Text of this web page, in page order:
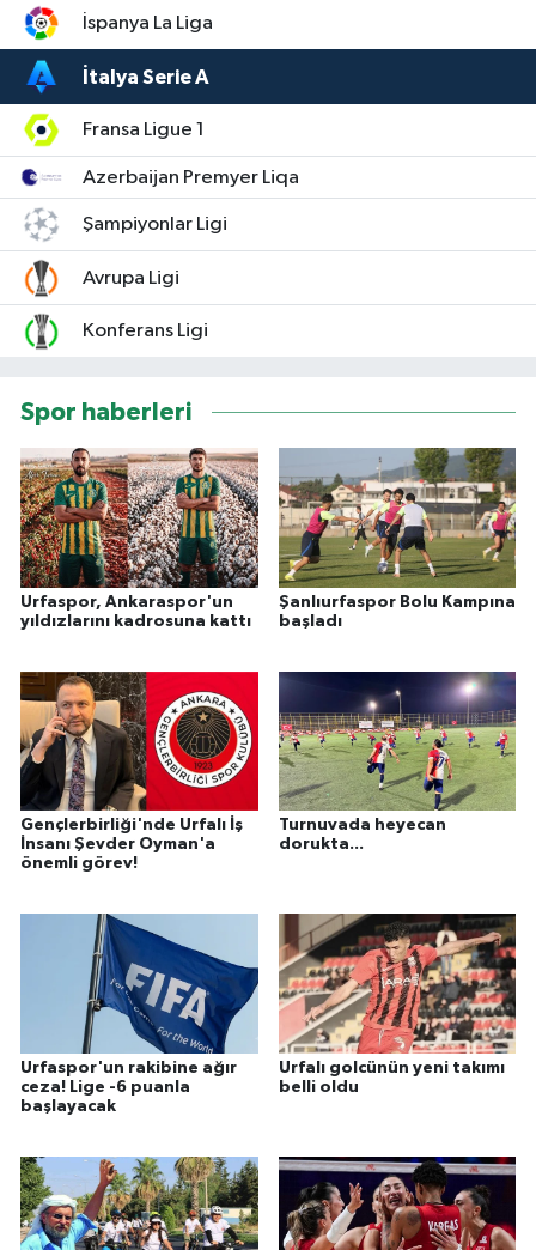
İspanya La Liga
İtalya Serie A
Fransa Ligue 1
Azerbaijan Premyer Liqa
Şampiyonlar Ligi
Avrupa Ligi
Konferans Ligi
Spor haberleri
Urfaspor, Ankaraspor'un
yıldızlarını kadrosuna kattı
Şanlıurfaspor Bolu Kampına
başladı
Gençlerbirliği'nde Urfalı İş
İnsanı Şevder Oyman'a
önemli görev!
Turnuvada heyecan
dorukta...
Urfaspor'un rakibine ağır
ceza! Lige -6 puanla
başlayacak
Urfalı golcünün yeni takımı
belli oldu